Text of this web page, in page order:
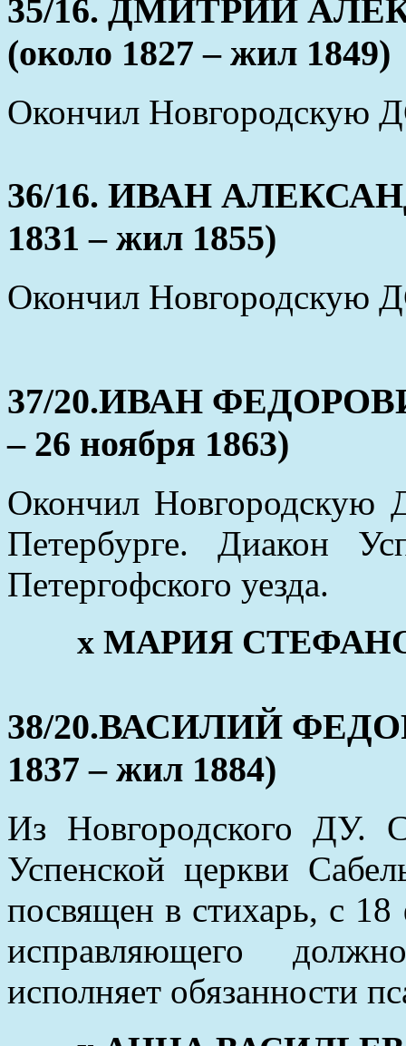
35/16. ДМИТРИЙ
(около 1827 – жил 1849)
Окончил Новгородскую
36/16. ИВАН
1831 – жил 1855)
Окончил Новгородскую
37/20.ИВАН
– 26 ноября 1863)
Окончил
Петербурге. Диакон
Петергофского уезда.
x МАРИЯ
38/20.ВАСИЛИЙ
1837 – жил 1884)
Из Новгородского ДУ.
Успенской церкви
посвящен в стихарь, с
исправляющего
исполняет обязанности